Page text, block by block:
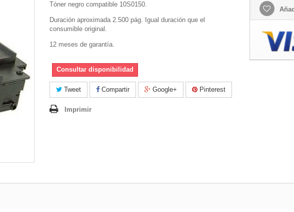
Tóner negro compatible 10S0150.
Duración aproximada 2.500 pág. Igual duración que el
consumible original.
12 meses de garantía.
Consultar disponibilidad
Tweet Compartir Google+ Pinterest
Imprimir